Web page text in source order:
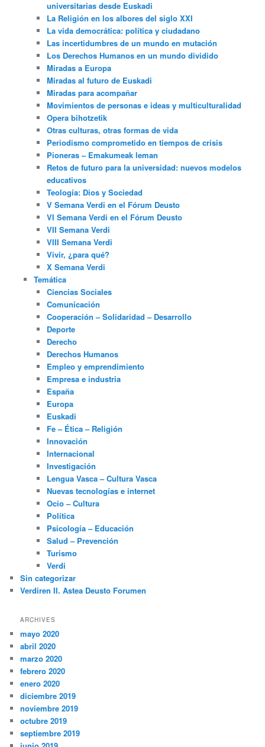
universitarias desde Euskadi
La Religión en los albores del siglo XXI
La vida democrática: política y ciudadano
Las incertidumbres de un mundo en mutación
Los Derechos Humanos en un mundo dividido
Miradas a Europa
Miradas al futuro de Euskadi
Miradas para acompañar
Movimientos de personas e ideas y multiculturalidad
Opera bihotzetik
Otras culturas, otras formas de vida
Periodismo comprometido en tiempos de crisis
Pioneras – Emakumeak leman
Retos de futuro para la universidad: nuevos modelos
educativos
Teología: Dios y Sociedad
V Semana Verdi en el Fórum Deusto
VI Semana Verdi en el Fórum Deusto
VII Semana Verdi
VIII Semana Verdi
Vivir, ¿para qué?
X Semana Verdi
Temática
Ciencias Sociales
Comunicación
Cooperación – Solidaridad – Desarrollo
Deporte
Derecho
Derechos Humanos
Empleo y emprendimiento
Empresa e industria
España
Europa
Euskadi
Fe – Ética – Religión
Innovación
Internacional
Investigación
Lengua Vasca – Cultura Vasca
Nuevas tecnologías e internet
Ocio – Cultura
Política
Psicología – Educación
Salud – Prevención
Turismo
Verdi
Sin categorizar
Verdiren II. Astea Deusto Forumen
ARCHIVES
mayo 2020
abril 2020
marzo 2020
febrero 2020
enero 2020
diciembre 2019
noviembre 2019
octubre 2019
septiembre 2019